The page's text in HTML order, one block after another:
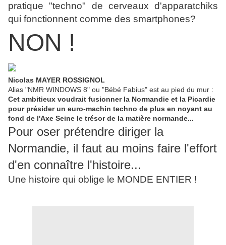
pratique "techno" de cerveaux d'apparatchiks
qui fonctionnent comme des smartphones?
NON !
Nicolas MAYER ROSSIGNOL
Alias "NMR WINDOWS 8" ou "Bébé Fabius" est au pied du mur :
Cet ambitieux voudrait fusionner la Normandie et la Picardie
pour présider un euro-machin techno de plus en noyant au
fond de l'Axe Seine le trésor de la matière normande...
Pour oser prétendre diriger la
Normandie, il faut au moins faire l'effort
d'en connaître l'histoire...
Une histoire qui oblige le MONDE ENTIER !